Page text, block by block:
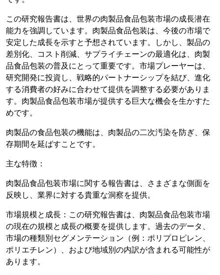
この研究報告書は、世界の肉製品食品包装市場の成長潜在
能力を強調しています。肉製品食品包装は、今後の市場で
安定した成長を示すと予想されています。しかし、製品の
差別化、コスト削減、サプライチェーンの最適化は、肉製
品食品包装の普及にとって重要です。市場プレーヤーは、
研究開発に投資し、戦略的パートナーシップを結び、進化
する消費者の好みに合わせて提供を調整する必要がありま
す。肉製品食品包装市場が提供する巨大な機会を生かすた
めです。
肉製品の食品包装の機能は、肉製品の二次汚染を防ぎ、保
存期間を延ばすことです。
主な特徴：
肉製品食品包装市場に関する報告書は、さまざまな側面を
反映し、業界に対する貴重な洞察を提供。
市場規模と成長：この研究報告書は、肉製品食品包装市場
の現在の規模と成長の概要を提供します。過去のデータ、
市場の種類別セグメンテーション（例：ポリプロピレン、
ポリエチレン）、および地域別の内訳が含まれる可能性が
あります。